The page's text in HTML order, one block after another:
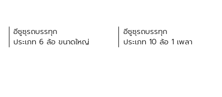
อีซูซุรถบรรทุก
ประเภท 6 ล้อ ขนาดใหญ่
อีซูซุรถบรรทุก
ประเภท 10 ล้อ 1 เพลา